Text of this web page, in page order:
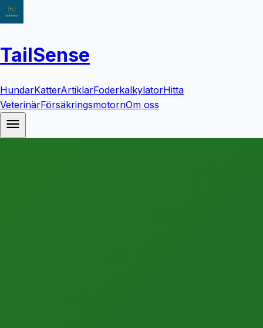
TailSense
HundarKatterArtiklarFoderkalkylatorHitta
VeterinärFörsäkringsmotornOm oss